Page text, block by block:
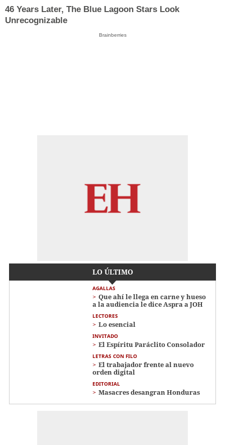
46 Years Later, The Blue Lagoon Stars Look
Unrecognizable
Brainberries
LO ÚLTIMO
AGALLAS
Que ahí le llega en carne y hueso
a la audiencia le dice Aspra a JOH
LECTORES
Lo esencial
INVITADO
El Espíritu Paráclito Consolador
LETRAS CON FILO
El trabajador frente al nuevo
orden digital
EDITORIAL
Masacres desangran Honduras